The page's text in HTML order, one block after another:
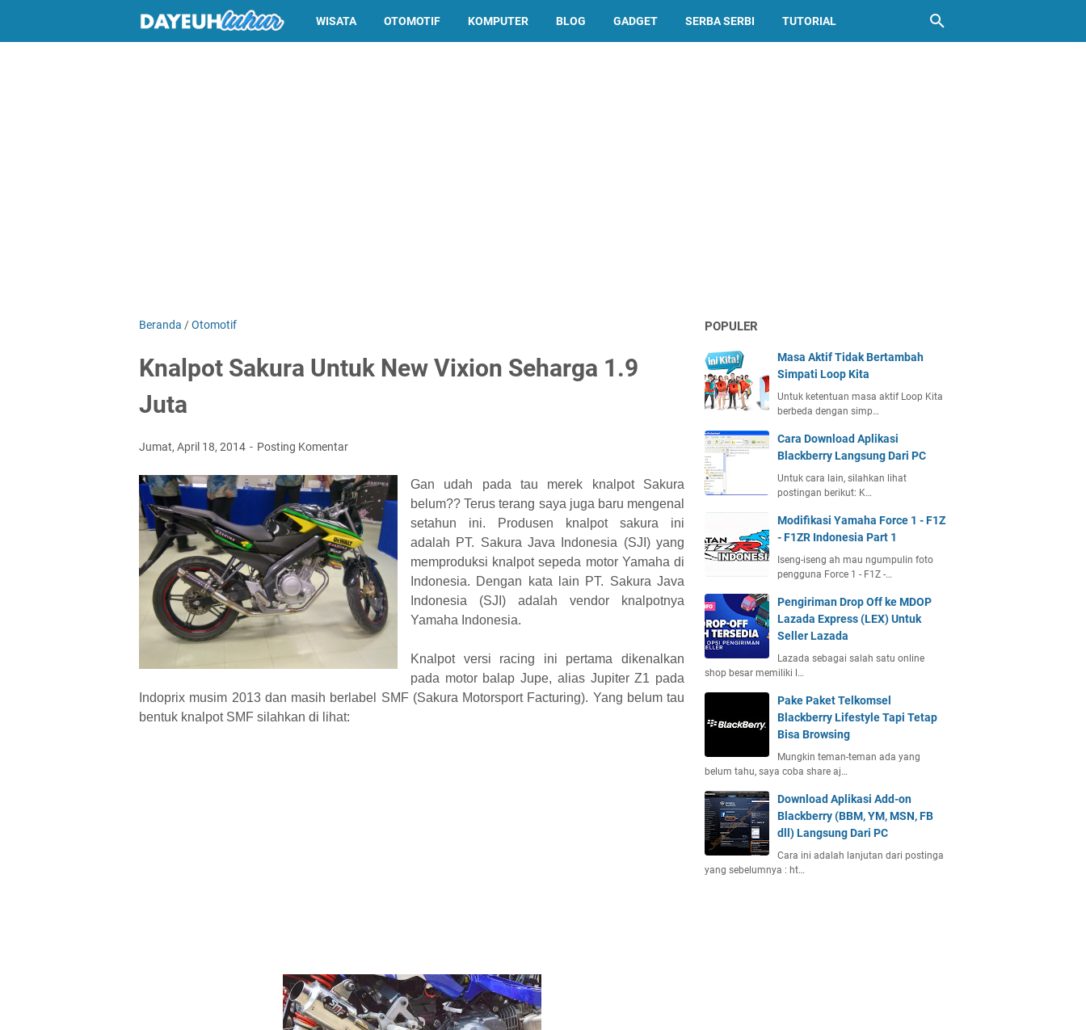
WISATA OTOMOTIF KOMPUTER BLOG GADGET SERBA SERBI TUTORIAL
Beranda /Otomotif
Knalpot Sakura Untuk New Vixion Seharga 1.9
Juta
Jumat, April 18, 2014 Posting Komentar
Gan udah pada tau merek knalpot Sakura
belum?? Terus terang saya juga baru mengenal
setahun ini. Produsen knalpot sakura ini
adalah PT. Sakura Java Indonesia (SJI) yang
memproduksi knalpot sepeda motor Yamaha di
Indonesia. Dengan kata lain PT. Sakura Java
Indonesia (SJI) adalah vendor knalpotnya
Yamaha Indonesia.
Knalpot versi racing ini pertama dikenalkan
pada motor balap Jupe, alias Jupiter Z1 pada
Indoprix musim 2013 dan masih berlabel SMF (Sakura Motorsport Facturing). Yang belum tau
bentuk knalpot SMF silahkan di lihat:
POPULER
Masa Aktif Tidak Bertambah
Simpati Loop Kita
Untuk ketentuan masa aktif Loop Kita
berbeda dengan simp…
Cara Download Aplikasi
Blackberry Langsung Dari PC
Untuk cara lain, silahkan lihat
postingan berikut: K…
Modifikasi Yamaha Force 1 - F1Z
- F1ZR Indonesia Part 1
Iseng-iseng ah mau ngumpulin foto
pengguna Force 1 - F1Z -…
Pengiriman Drop Off ke MDOP
Lazada Express (LEX) Untuk
Seller Lazada
Lazada sebagai salah satu online
shop besar memiliki l…
Pake Paket Telkomsel
Blackberry Lifestyle Tapi Tetap
Bisa Browsing
Mungkin teman-teman ada yang
belum tahu, saya coba share aj…
Download Aplikasi Add-on
Blackberry (BBM, YM, MSN, FB
dll) Langsung Dari PC
Cara ini adalah lanjutan dari postinga
yang sebelumnya : ht…